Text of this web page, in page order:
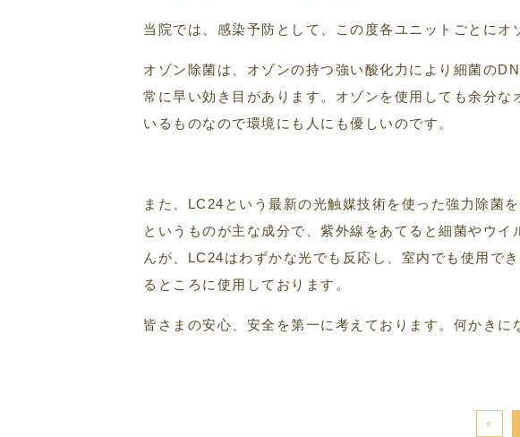
当院では、感染予防として、この度各ユニットごとに
オゾン除菌は、オゾンの持つ強い酸化力により細菌の
常に早い効き目があります。オゾンを使用しても余分
いるものなので環境にも人にも優しいのです。
また、LC24という最新の光触媒技術を使った強力除菌
というものが主な成分で、紫外線をあてると細菌やウ
んが、LC24はわずかな光でも反応し、室内でも使用で
るところに使用しております。
皆さまの安心、安全を第一に考えております。何かき